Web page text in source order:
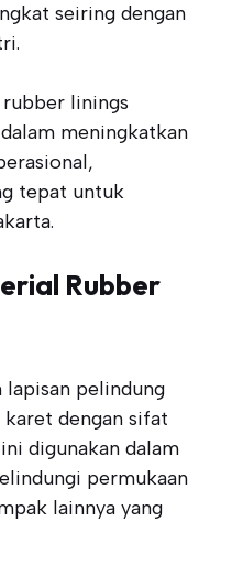
seiring dengan
linings
meningkatkan
tepat untuk
Rubber
lapisan pelindung
dengan sifat
digunakan dalam
permukaan
lainnya yang